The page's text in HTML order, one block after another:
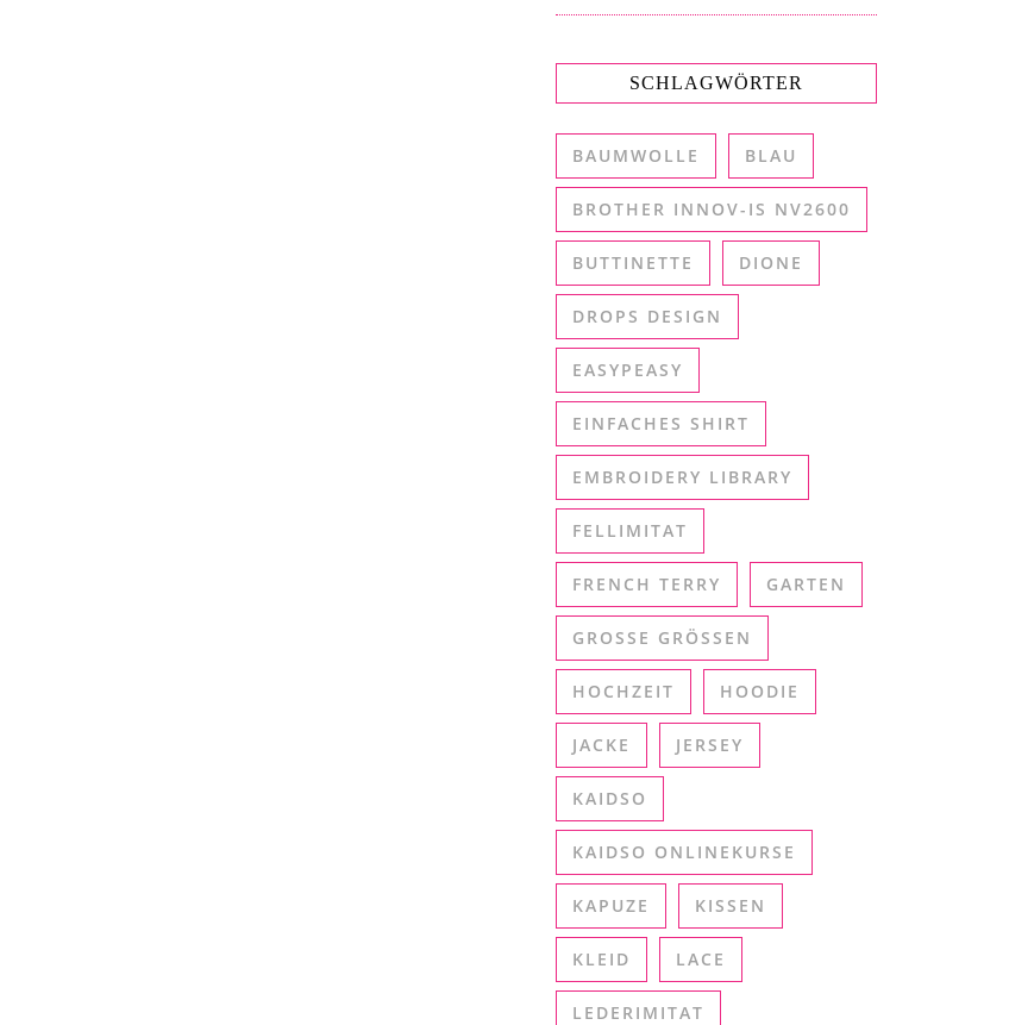
SCHLAGWÖRTER
BAUMWOLLE BLAU
BROTHER INNOV-IS NV2600
BUTTINETTE DIONE
DROPS DESIGN
EASYPEASY
EINFACHES SHIRT
EMBROIDERY LIBRARY
FELLIMITAT
FRENCH TERRY GARTEN
GROSSE GRÖSSEN
HOCHZEIT HOODIE
JACKE JERSEY
KAIDSO
KAIDSO ONLINEKURSE
KAPUZE KISSEN
KLEID LACE
LEDERIMITAT